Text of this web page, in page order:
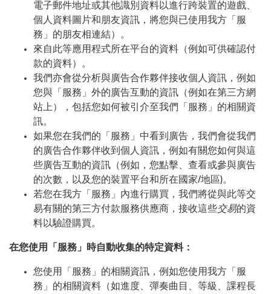
電子郵件地址或其他識別資料以進行跨裝置的遊戲、
個人資料圖片和朋友資訊，將您與已使用我方「服
務」的朋友相連結）。
來自此等應用程式所在平台的資料（例如可供確認付
款的資料）。
我們亦會從分析與廣告合作夥伴接收個人資訊，例如
您與「服務」外的廣告互動的資訊（例如在第三方網
站上），包括您如何被引介至我們「服務」的相關資
訊。
如果您在我們的「服務」中看到廣告，我們會從我們
的廣告合作夥伴收到個人資訊，例如有關您如何與這
些廣告互動的資訊（例如，您點擊、查看或參與廣告
的次數，以及您的裝置平台和所在國家/地區)。
若您在我方「服務」內進行購買，我們將從與此等交
易有關的第三方付款服務供應商，接收這些交易的資
料以驗證購買。
在您使用「服務」時自動收集的特定資料：
您使用「服務」的相關資訊，例如您使用我方「服
務」的相關資料（如進度、彈奏曲目、等級、課程長